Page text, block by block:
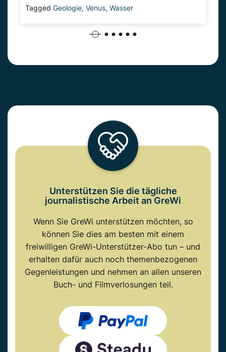
Tagged Geologie, Venus, Wasser
Unterstützen Sie die tägliche
journalistische Arbeit an GreWi
Wenn Sie GreWi unterstützen möchten, so
können Sie dies am besten mit einem
freiwilligen GreWi-Unterstützer-Abo tun – und
erhalten dafür auch noch themenbezogenen
Gegenleistungen und nehmen an allen unseren
Buch- und Filmverlosungen teil.